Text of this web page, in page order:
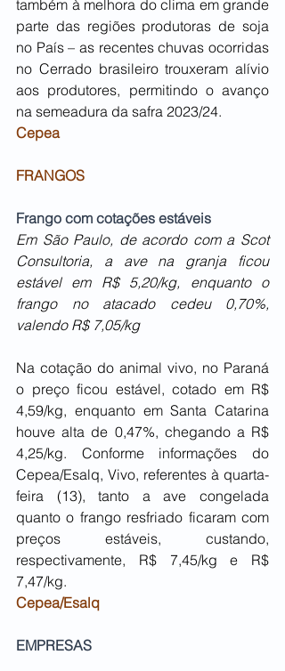
também à melhora do clima em grande
parte das regiões produtoras de soja
no País – as recentes chuvas ocorridas
no Cerrado brasileiro trouxeram alívio
aos produtores, permitindo o avanço
na semeadura da safra 2023/24.
Cepea
FRANGOS
Frango com cotações estáveis
Em São Paulo, de acordo com a Scot
Consultoria, a ave na granja ficou
estável em R$ 5,20/kg, enquanto o
frango no atacado cedeu 0,70%,
valendo R$ 7,05/kg
Na cotação do animal vivo, no Paraná
o preço ficou estável, cotado em R$
4,59/kg, enquanto em Santa Catarina
houve alta de 0,47%, chegando a R$
4,25/kg. Conforme informações do
Cepea/Esalq, Vivo, referentes à quarta-
feira (13), tanto a ave congelada
quanto o frango resfriado ficaram com
preços estáveis, custando,
respectivamente, R$ 7,45/kg e R$
7,47/kg.
Cepea/Esalq
EMPRESAS